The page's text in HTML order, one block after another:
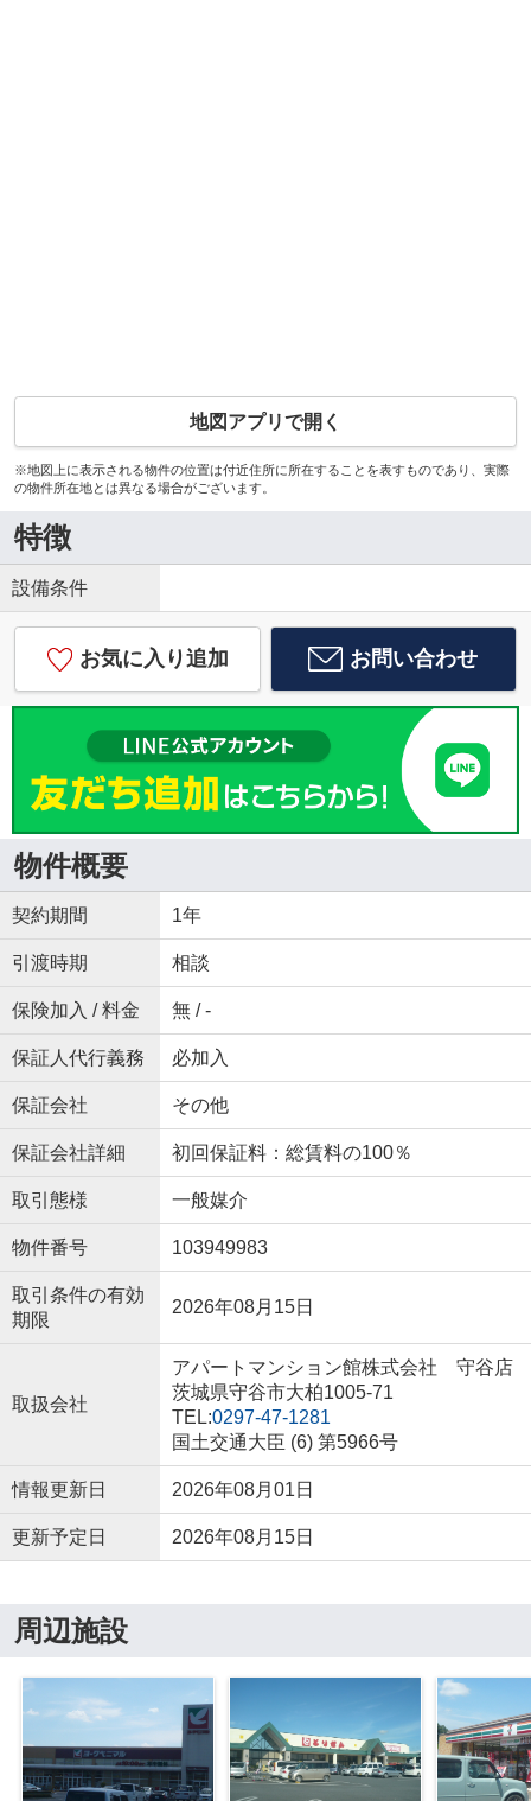
地図アプリで開く
※地図上に表示される物件の位置は付近住所に所在することを表すものであり、実際
の物件所在地とは異なる場合がございます。
特徴
設備条件
お気に入り追加 お問い合わせ
物件概要
契約期間 1年
引渡時期 相談
保険加入 / 料金 無 / -
保証人代行義務 必加入
保証会社 その他
保証会社詳細 初回保証料：総賃料の100％
取引態様 一般媒介
物件番号 103949983
取引条件の有効
期限
2026年08月15日
取扱会社
アパートマンション館株式会社 守谷店
茨城県守谷市大柏1005-71
TEL:0297-47-1281
国土交通大臣 (6) 第5966号
情報更新日 2026年08月01日
更新予定日 2026年08月15日
周辺施設